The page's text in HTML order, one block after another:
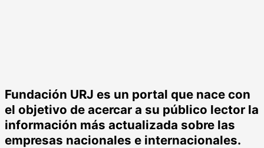
Fundación URJ es un portal que nace con
el objetivo de acercar a su público lector la
información más actualizada sobre las
empresas nacionales e internacionales.